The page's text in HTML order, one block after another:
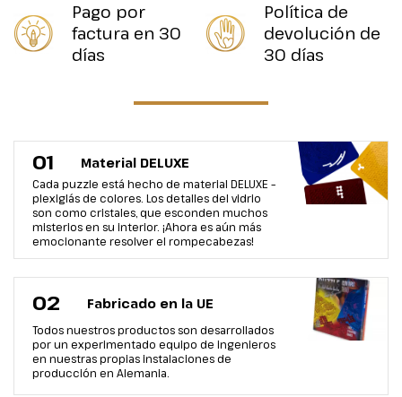
Pago por
factura en 30
días
Política de
devolución de
30 días
01 Material DELUXE
Cada puzzle está hecho de material DELUXE –
plexiglás de colores. Los detalles del vidrio
son como cristales, que esconden muchos
misterios en su interior. ¡Ahora es aún más
emocionante resolver el rompecabezas!
02 Fabricado en la UE
Todos nuestros productos son desarrollados
por un experimentado equipo de ingenieros
en nuestras propias instalaciones de
producción en Alemania.